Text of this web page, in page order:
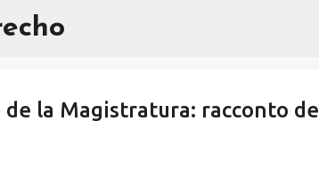
la Magistratura: racconto de